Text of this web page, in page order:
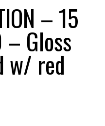
– 15
Gloss
w/ red